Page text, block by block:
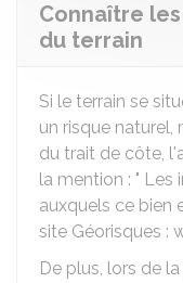
Connaître
du terrain
Si le terrain se
un risque naturel,
du trait de côte,
la mention : " Les
auxquels ce bien
site Géorisques :
De plus, lors de